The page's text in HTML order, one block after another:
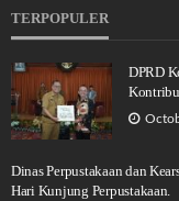
TERPOPULER
DPRD
Dinas Perpustakaan dan
Hari Kunjung Perpustakaan.